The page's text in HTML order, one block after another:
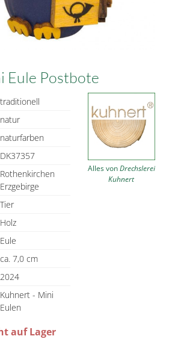
Eule Postbote
traditionell
natur
naturfarben
DK37357
Rothenkirchen
Erzgebirge
Tier
Holz
Eule
ca. 7,0 cm
2024
Kuhnert - Mini
Eulen
Alles vonDrechslerei
Kuhnert
auf Lager